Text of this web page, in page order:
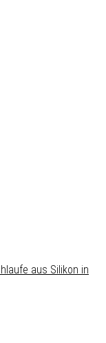
aus Silikon in